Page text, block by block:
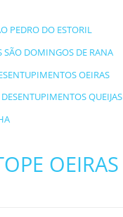
PEDRO DO ESTORIL
SÃO DOMINGOS DE RANA
OEIRAS
DESENTUPIMENTOS QUEIJAS
OEIRAS